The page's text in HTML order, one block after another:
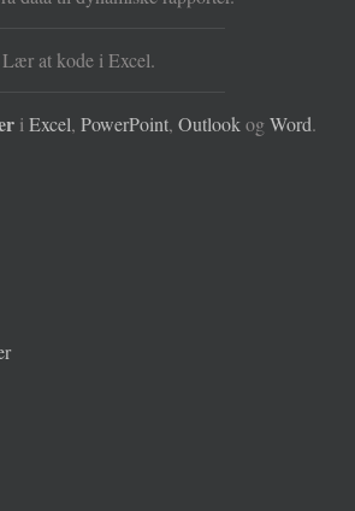
at kode i Excel.
i Excel, PowerPoint, OutlookogWord.